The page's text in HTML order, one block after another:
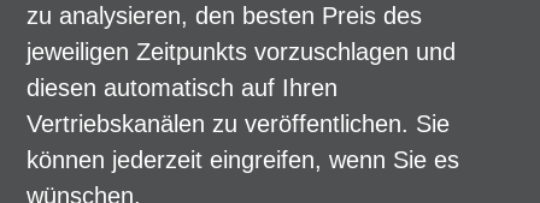
zu analysieren, den besten Preis des
jeweiligen Zeitpunkts vorzuschlagen und
diesen automatisch auf Ihren
Vertriebskanälen zu veröffentlichen. Sie
können jederzeit eingreifen, wenn Sie es
wünschen.